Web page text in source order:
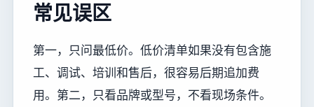
常见误区
第一，只问最低价。低价清单如果没有包含施
工、调试、培训和售后，很容易后期追加费
用。第二，只看品牌或型号，不看现场条件。